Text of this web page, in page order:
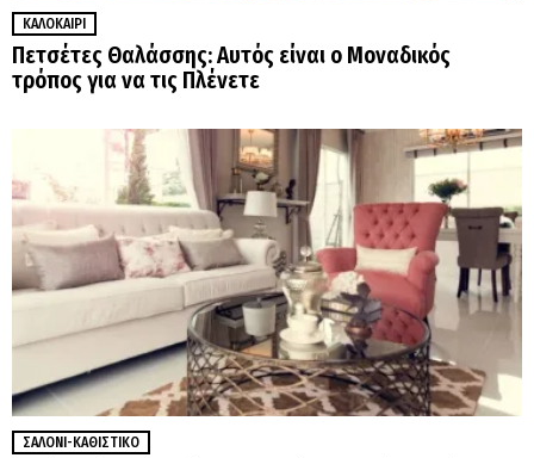
ΚΑΛΟΚΑΊΡΙ
Πετσέτες Θαλάσσης: Αυτός είναι ο Μοναδικός
τρόπος για να τις Πλένετε
ΣΑΛΌΝΙ-ΚΑΘΙΣΤΙΚΌ